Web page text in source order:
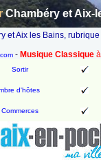
Chambéry et Aix-
et Aix les Bains,
- Musique Classique
Sortir
d'hôtes
Commerces